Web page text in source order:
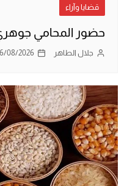
قضايا وآراء
حضور المحامي
جلال الطاهر 08/2026